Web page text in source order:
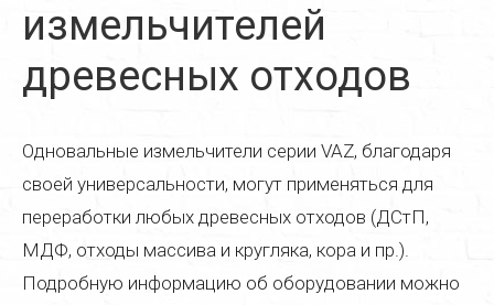
Реставрация стола
Реставрация кресла
Реставрация старой мебели
Реставрация мягкой мебели
Реставрация деревянной мебели
измельчителей
древесных отходов
Одновальные измельчители серии VAZ, благодаря
своей универсальности, могут применяться для
переработки любых древесных отходов (ДСтП,
МДФ, отходы массива и кругляка, кора и пр.).
Подробную информацию об оборудовании можно